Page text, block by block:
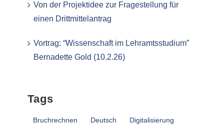
Von der Projektidee zur Fragestellung für
einen Drittmittelantrag
Vortrag: “Wissenschaft im Lehramtsstudium”
Bernadette Gold (10.2.26)
Tags
Bruchrechnen Deutsch Digitalisierung